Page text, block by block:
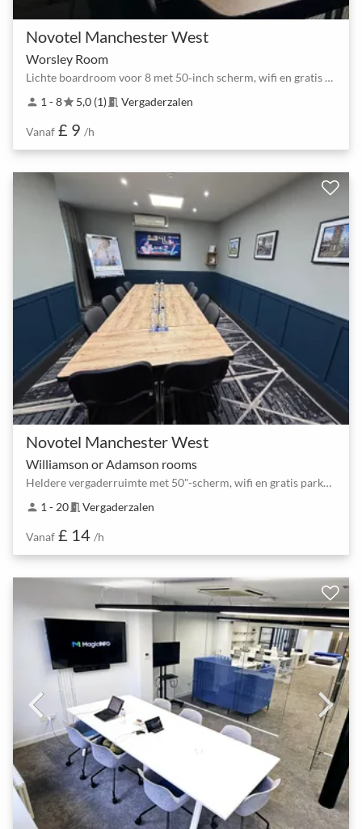
Novotel Manchester West
Worsley Room
Lichte boardroom voor 8 met 50‑inch scherm, wifi en gratis parkeren in Worsley
person 1 - 8star5,0 (1) meeting_room Vergaderzalen
Vanaf £ 9 /h
Novotel Manchester West
Williamson or Adamson rooms
Heldere vergaderruimte met 50"-scherm, wifi en gratis parkeren
person 1 - 20meeting_room Vergaderzalen
Vanaf £ 14 /h